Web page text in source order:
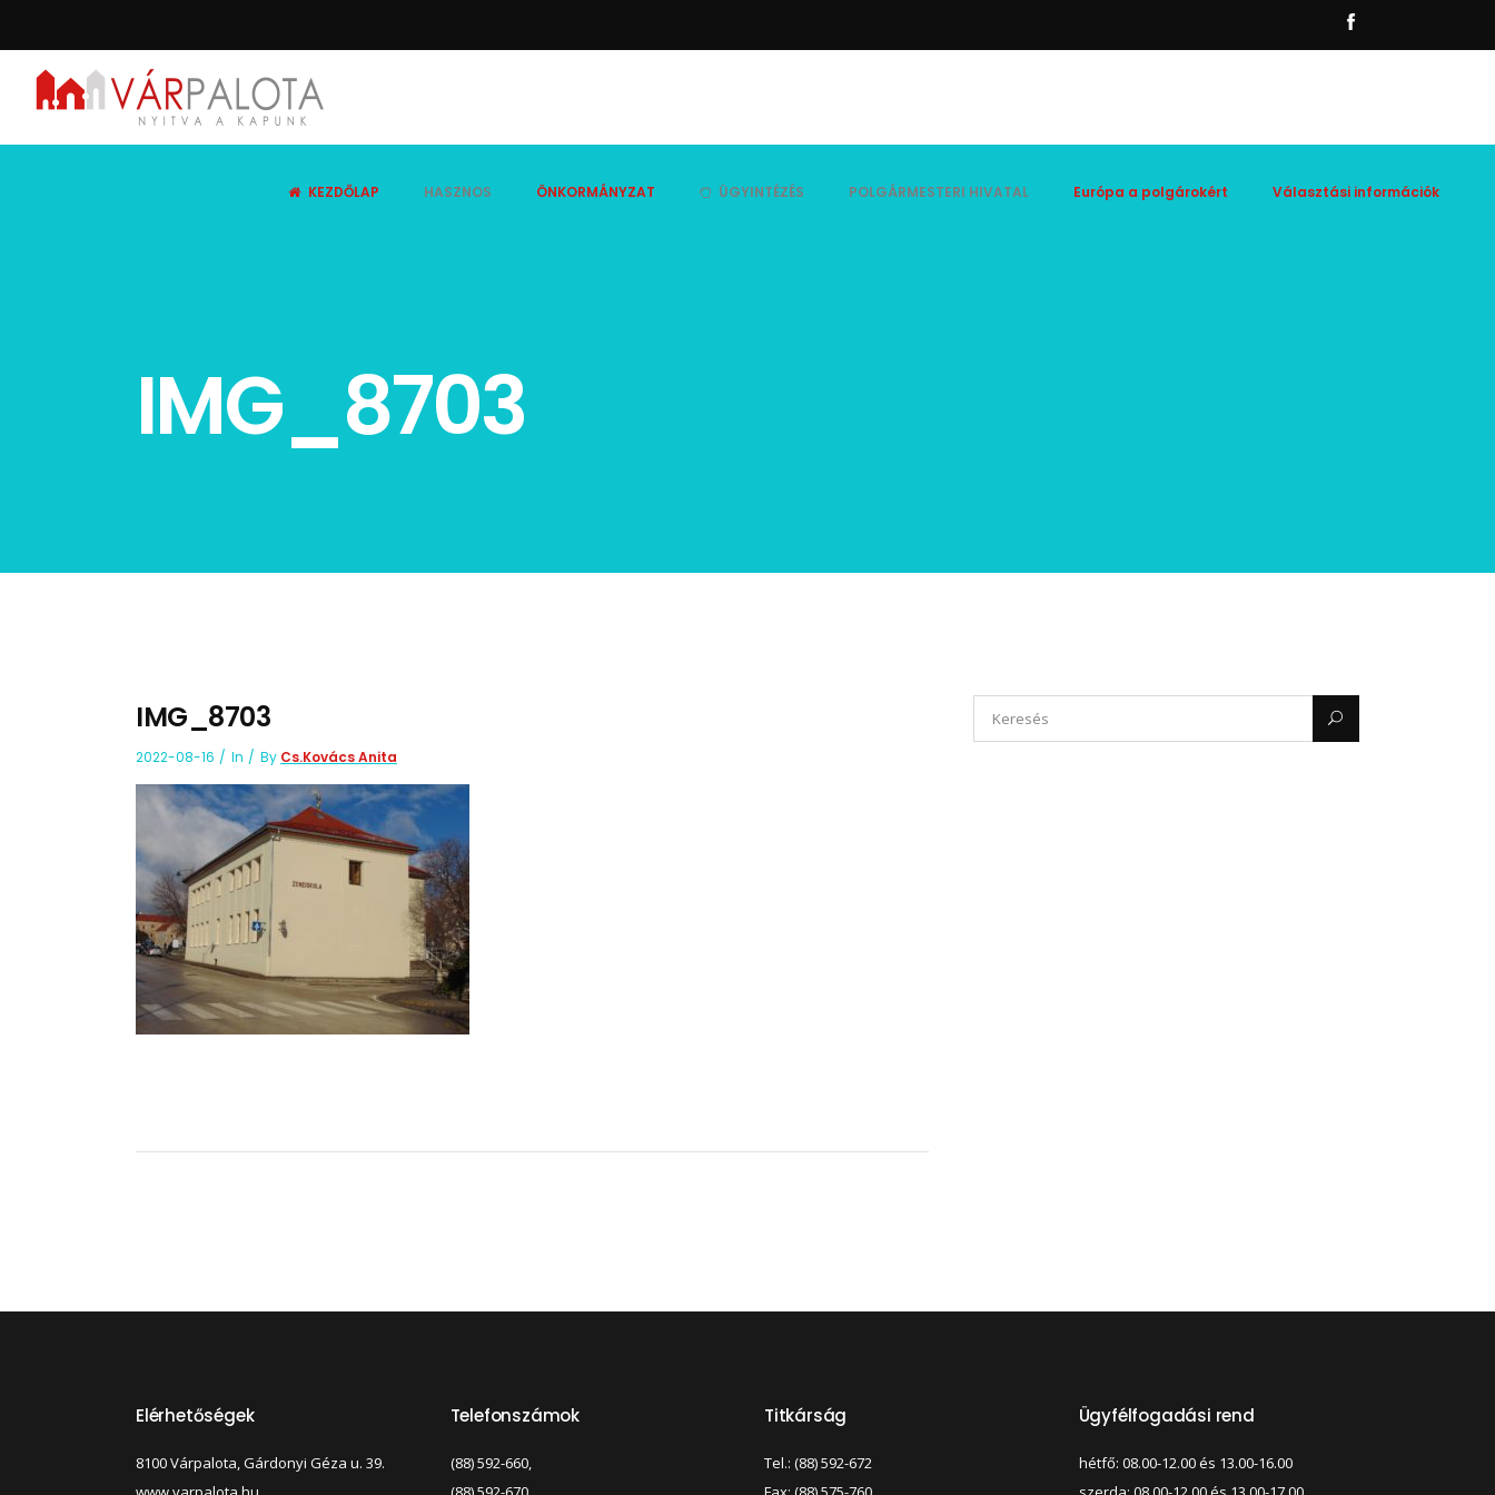
KEZDŐLAP HASZNOS ÖNKORMÁNYZAT ÜGYINTÉZÉS POLGÁRMESTERI HIVATAL Európa a polgárokért Választási információk
IMG_8703
IMG_8703
2022-08-16 In By Cs.Kovács Anita
Elérhetőségek
8100 Várpalota, Gárdonyi Géza u. 39.
Telefonszámok
(88) 592-660,
Titkárság
Tel.: (88) 592-672
Ügyfélfogadási rend
hétfő: 08.00-12.00 és 13.00-16.00